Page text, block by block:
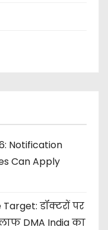
Notification
Can Apply
डॉक्टरों पर
DMA India का